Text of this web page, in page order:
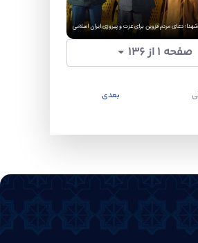
دعای مردم قزوین برای عزت و پیروزی ایران اسلامی
صفحه 1 از ۱۳۶
بعدی